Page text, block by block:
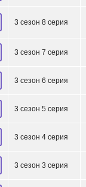
3 сезон 8 серия
3 сезон 7 серия
3 сезон 6 серия
3 сезон 5 серия
3 сезон 4 серия
3 сезон 3 серия